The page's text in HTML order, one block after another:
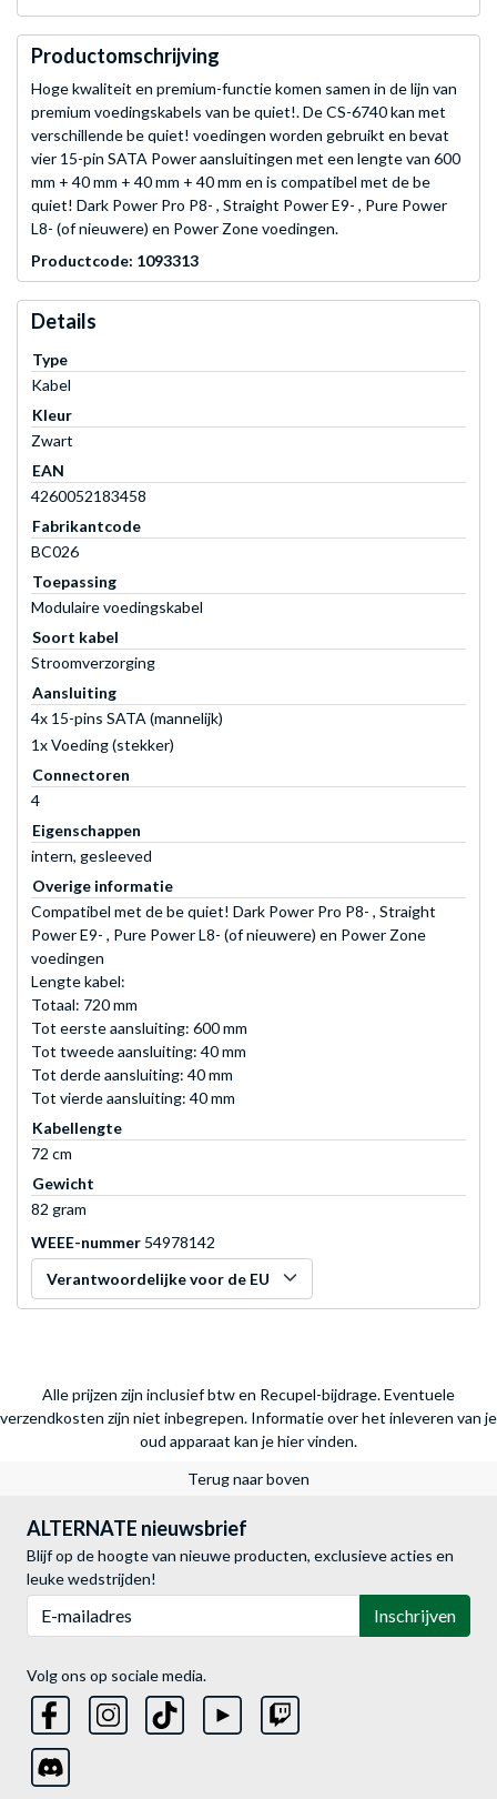
Productomschrijving
Hoge kwaliteit en premium-functie komen samen in de lijn van
premium voedingskabels van be quiet!. De CS-6740 kan met
verschillende be quiet! voedingen worden gebruikt en bevat
vier 15-pin SATA Power aansluitingen met een lengte van 600
mm + 40 mm + 40 mm + 40 mm en is compatibel met de be
quiet! Dark Power Pro P8- , Straight Power E9- , Pure Power
L8- (of nieuwere) en Power Zone voedingen.
Productcode: 1093313
Details
Type
Kabel
Kleur
Zwart
EAN
4260052183458
Fabrikantcode
BC026
Toepassing
Modulaire voedingskabel
Soort kabel
Stroomverzorging
Aansluiting
4x 15-pins SATA (mannelijk)
1x Voeding (stekker)
Connectoren
4
Eigenschappen
intern, gesleeved
Overige informatie
Compatibel met de be quiet! Dark Power Pro P8- , Straight
Power E9- , Pure Power L8- (of nieuwere) en Power Zone
voedingen
Lengte kabel:
Totaal: 720 mm
Tot eerste aansluiting: 600 mm
Tot tweede aansluiting: 40 mm
Tot derde aansluiting: 40 mm
Tot vierde aansluiting: 40 mm
Kabellengte
72 cm
Gewicht
82 gram
WEEE-nummer 54978142
Verantwoordelijke voor de EU
Alle prijzen zijn inclusief btw en Recupel-bijdrage. Eventuele
verzendkosten zijn niet inbegrepen. Informatie over het inleveren van je
oud apparaat kan je hier vinden.
Terug naar boven
ALTERNATE nieuwsbrief
Blijf op de hoogte van nieuwe producten, exclusieve acties en
leuke wedstrijden!
Inschrijven
Volg ons op sociale media.